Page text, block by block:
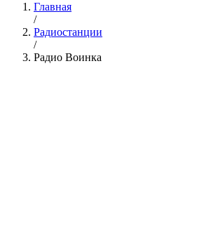
Главная
/
Радиостанции
/
Радио Воинка